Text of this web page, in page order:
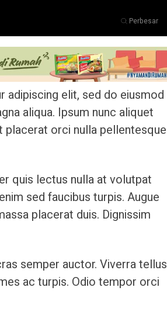
Perbesar
elit, sed do eiusmod
aliqua. Ipsum nunc aliquet
placerat orci nulla pellentesque
quis lectus nulla at volutpat
sed faucibus turpis. Augue
placerat duis. Dignissim
semper auctor. Viverra tellus
ac turpis. Odio tempor orci